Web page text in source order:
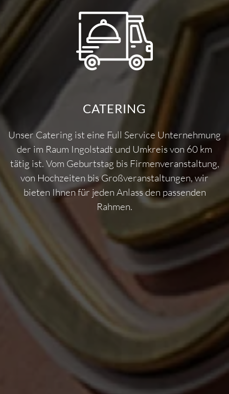
CATERING
Unser Catering ist eine Full Service Unternehmung
der im Raum Ingolstadt und Umkreis von 60 km
tätig ist. Vom Geburtstag bis Firmenveranstaltung,
von Hochzeiten bis Großveranstaltungen, wir
bieten Ihnen für jeden Anlass den passenden
Rahmen.